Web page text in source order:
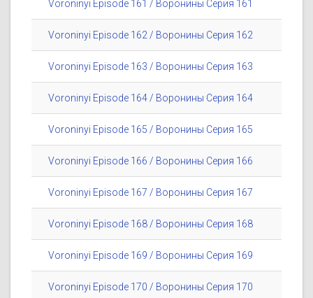
Voroninyi Episode 161 / Воронины Серия 161
Voroninyi Episode 162 / Воронины Серия 162
Voroninyi Episode 163 / Воронины Серия 163
Voroninyi Episode 164 / Воронины Серия 164
Voroninyi Episode 165 / Воронины Серия 165
Voroninyi Episode 166 / Воронины Серия 166
Voroninyi Episode 167 / Воронины Серия 167
Voroninyi Episode 168 / Воронины Серия 168
Voroninyi Episode 169 / Воронины Серия 169
Voroninyi Episode 170 / Воронины Серия 170